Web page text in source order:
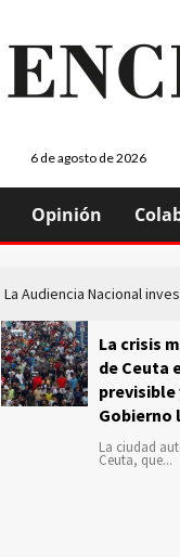
6 de agosto de 2026
Opinión
La Audiencia Nacional
La crisis
de Ceuta
previsible
Gobierno
La ciudad
Ceuta, que...